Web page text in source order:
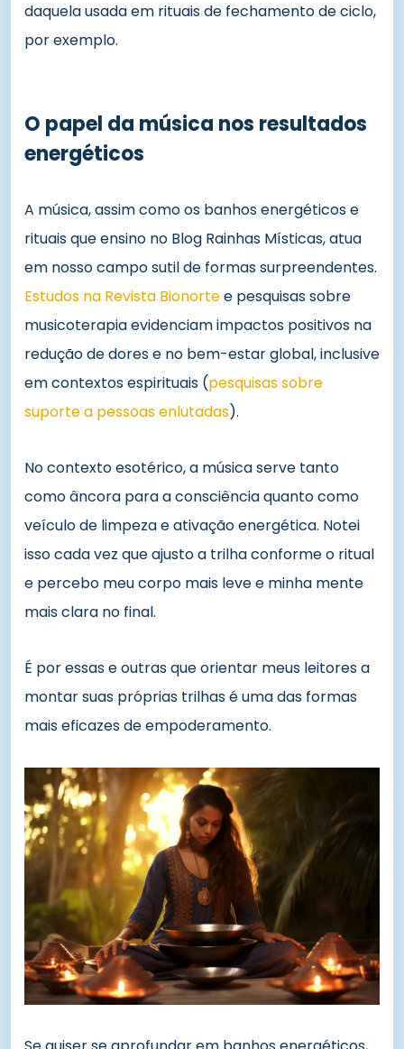
daquela usada em rituais de fechamento de ciclo,
por exemplo.
O papel da música nos resultados
energéticos
A música, assim como os banhos energéticos e
rituais que ensino no Blog Rainhas Místicas, atua
em nosso campo sutil de formas surpreendentes.
Estudos na Revista Bionortee pesquisas sobre
musicoterapia evidenciam impactos positivos na
redução de dores e no bem-estar global, inclusive
em contextos espirituais (pesquisas sobre
suporte a pessoas enlutadas).
No contexto esotérico, a música serve tanto
como âncora para a consciência quanto como
veículo de limpeza e ativação energética. Notei
isso cada vez que ajusto a trilha conforme o ritual
e percebo meu corpo mais leve e minha mente
mais clara no final.
É por essas e outras que orientar meus leitores a
montar suas próprias trilhas é uma das formas
mais eficazes de empoderamento.